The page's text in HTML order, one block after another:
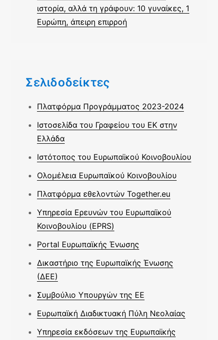
ιστορία, αλλά τη γράφουν: 10 γυναίκες, 1
Ευρώπη, άπειρη επιρροή
Σελιδοδείκτες
Πλατφόρμα Προγράμματος 2023-2024
Ιστοσελίδα του Γραφείου του ΕΚ στην
Ελλάδα
Ιστότοπος του Ευρωπαϊκού Κοινοβουλίου
Ολομέλεια Ευρωπαϊκού Κοινοβουλίου
Πλατφόρμα εθελοντών Together.eu
Υπηρεσία Ερευνών του Ευρωπαϊκού
Κοινοβουλίου (EPRS)
Portal Ευρωπαϊκής Ένωσης
Δικαστήριο της Ευρωπαϊκής Ένωσης
(ΔΕΕ)
Συμβούλιο Υπουργών της ΕΕ
Ευρωπαϊκή Διαδικτυακή Πύλη Νεολαίας
Υπηρεσία εκδόσεων της Ευρωπαϊκής